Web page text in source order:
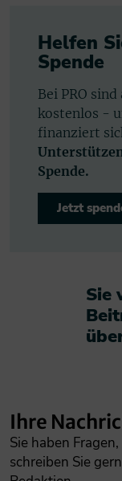
Helfen
Spende
Bei PRO
kostenlos -
finanziert
Spende.
Jetzt
Sie
Ihre
Sie haben
schreiben Sie